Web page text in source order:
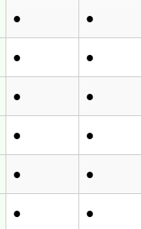
● ●
● ●
● ●
● ●
● ●
● ●